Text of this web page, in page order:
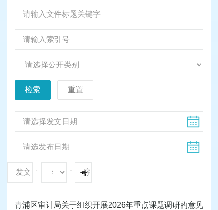
检索 重置
- - 号
青浦区审计局关于组织开展2026年重点课题调研的意见